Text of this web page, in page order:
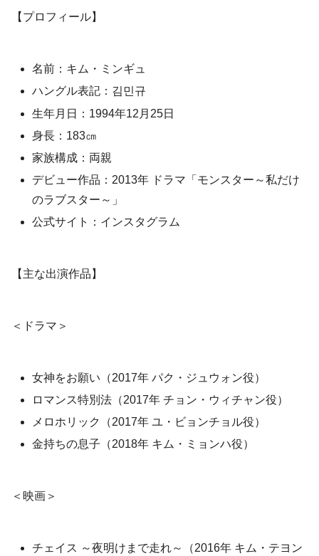
【プロフィール】
名前：キム・ミンギュ
ハングル表記：김민규
生年月日：1994年12月25日
身長：183㎝
家族構成：両親
デビュー作品：2013年 ドラマ「モンスター～私だけ
のラブスター～」
公式サイト：インスタグラム
【主な出演作品】
＜ドラマ＞
女神をお願い（2017年 パク・ジュウォン役）
ロマンス特別法（2017年 チョン・ウィチャン役）
メロホリック（2017年 ユ・ビョンチョル役）
金持ちの息子（2018年 キム・ミョンハ役）
＜映画＞
チェイス ～夜明けまで走れ～（2016年 キム・テヨン